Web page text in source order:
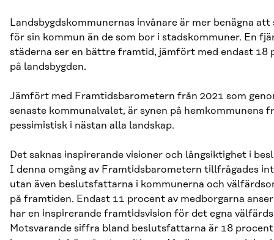
Landsbygdskommunernas invånare är mer benägna
för sin kommun än de som bor i stadskommuner. En
städerna ser en bättre framtid, jämfört med endast 18
på landsbygden.
Jämfört med Framtidsbarometern från 2021 som
senaste kommunalvalet, är synen på hemkommunens
pessimistisk i nästan alla landskap.
Det saknas inspirerande visioner och långsiktighet i
I denna omgång av Framtidsbarometern tillfrågades
utan även beslutsfattarna i kommunerna och
på framtiden. Endast 11 procent av medborgarna
har en inspirerande framtidsvision för det egna
Motsvarande siffra bland beslutsfattarna är 18